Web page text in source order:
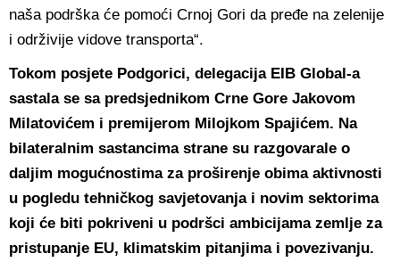
naša podrška će pomoći Crnoj Gori da pređe na zelenije
i održivije vidove transporta“.
Tokom posjete Podgorici, delegacija EIB Global-a
sastala se sa predsjednikom Crne Gore Jakovom
Milatovićem i premijerom Milojkom Spajićem. Na
bilateralnim sastancima strane su razgovarale o
daljim mogućnostima za proširenje obima aktivnosti
u pogledu tehničkog savjetovanja i novim sektorima
koji će biti pokriveni u podršci ambicijama zemlje za
pristupanje EU, klimatskim pitanjima i povezivanju.